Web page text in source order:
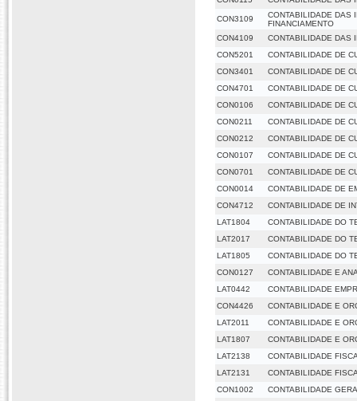
CON3109
CONTABILIDADE DAS
FINANCIAMENTO
CON4109
CONTABILIDADE DAS
CON5201
CONTABILIDADE DE
CON3401
CONTABILIDADE DE
CON4701
CONTABILIDADE DE
CON0106
CONTABILIDADE DE
CON0211
CONTABILIDADE DE
CON0212
CONTABILIDADE DE
CON0107
CONTABILIDADE DE
CON0701
CONTABILIDADE DE
CON0014
CONTABILIDADE DE
CON4712
CONTABILIDADE DE
LAT1804
CONTABILIDADE DO
LAT2017
CONTABILIDADE DO
LAT1805
CONTABILIDADE DO
CON0127
CONTABILIDADE E
LAT0442
CONTABILIDADE
CON4426
CONTABILIDADE E
LAT2011
CONTABILIDADE E
LAT1807
CONTABILIDADE E
LAT2138
CONTABILIDADE
LAT2131
CONTABILIDADE
CON1002
CONTABILIDADE